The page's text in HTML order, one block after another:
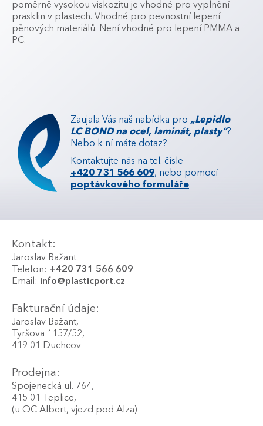
poměrně vysokou viskozitu je vhodné pro vyplnění
prasklin v plastech. Vhodné pro pevnostní lepení
pěnových materiálů. Není vhodné pro lepení PMMA a
PC.
Zaujala Vás naš nabídka pro „Lepidlo
LC BOND na ocel, laminát, plasty“?
Nebo k ní máte dotaz?
Kontaktujte nás na tel. čísle
+420 731 566 609, nebo pomocí
poptávkového formuláře.
Kontakt:
Jaroslav Bažant
Telefon: +420 731 566 609
Email: info@plasticport.cz
Fakturační údaje:
Jaroslav Bažant,
Tyršova 1157/52,
419 01 Duchcov
Prodejna:
Spojenecká ul. 764,
415 01 Teplice,
(u OC Albert, vjezd pod Alza)